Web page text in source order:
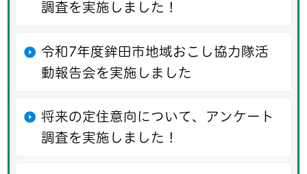
調査を実施しました！
令和7年度鉾田市地域おこし協力隊活
動報告会を実施しました
将来の定住意向について、アンケート
調査を実施しました！